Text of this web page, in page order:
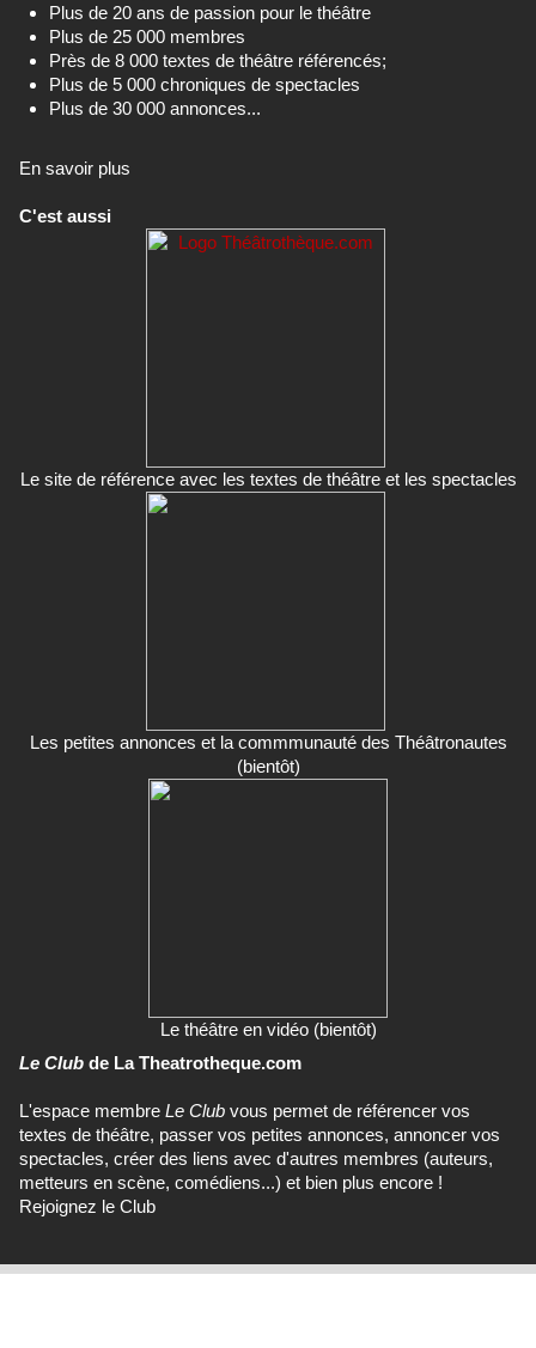
Plus de 20 ans de passion pour le théâtre
Plus de 25 000 membres
Près de 8 000 textes de théâtre référencés;
Plus de 5 000 chroniques de spectacles
Plus de 30 000 annonces...
En savoir plus
C'est aussi
Le site de référence avec les textes de théâtre et les spectacles
Les petites annonces et la commmunauté des Théâtronautes
(bientôt)
Le théâtre en vidéo (bientôt)
Le Club de La Theatrotheque.com
L'espace membre Le Club vous permet de référencer vos
textes de théâtre, passer vos petites annonces, annoncer vos
spectacles, créer des liens avec d'autres membres (auteurs,
metteurs en scène, comédiens...) et bien plus encore !
Rejoignez le Club